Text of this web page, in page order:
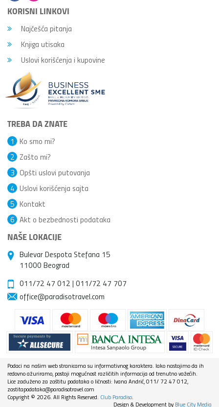
KORISNI LINKOVI
Najčešća pitanja
Knjiga utisaka
Uslovi korišćenja i kupovine
TREBA DA ZNATE
Ko smo mi?
1
Zašto mi?
2
Opšti uslovi putovanja
3
Uslovi korišćenja sajta
4
Kontakt
5
Akt o bezbednosti podataka
6
NAŠE LOKACIJE
Bulevar Despota Stefana 15
11000 Beograd
011/72 47 012 | 011/72 47 707
office@paradisotravel.com
Podaci na našim web stranicama su informativnog karaktera. Iako nastojimo da ih
redovno ažuriramo, postoji mogućnost različitih informacija od trenutno važećih.
Lice zaduženo za zaštitu podataka o ličnosti: Ivana Andrić, 011/ 72 47 012,
zastitapodataka@paradisotravel.com
Copyright © 2026. All Rights Reserved. Club Paradiso.
Design & Development by Blue City Media